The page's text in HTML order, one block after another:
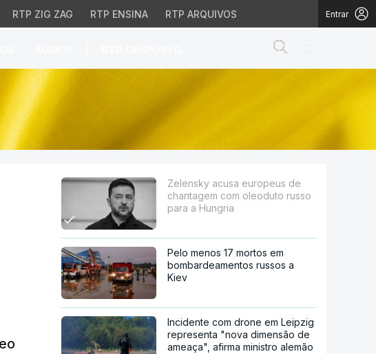
RTP ZIG ZAG RTP ENSINA RTP ARQUIVOS Entrar
com oleoduto russo
Zelensky acusa europeus de
chantagem com oleoduto russo
para a Hungria
Pelo menos 17 mortos em
bombardeamentos russos a
Kiev
Incidente com drone em Leipzig
representa "nova dimensão de
ameaça", afirma ministro alemão